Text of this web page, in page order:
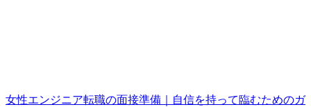
女性エンジニア転職の面接準備｜自信を持って臨むためのガ